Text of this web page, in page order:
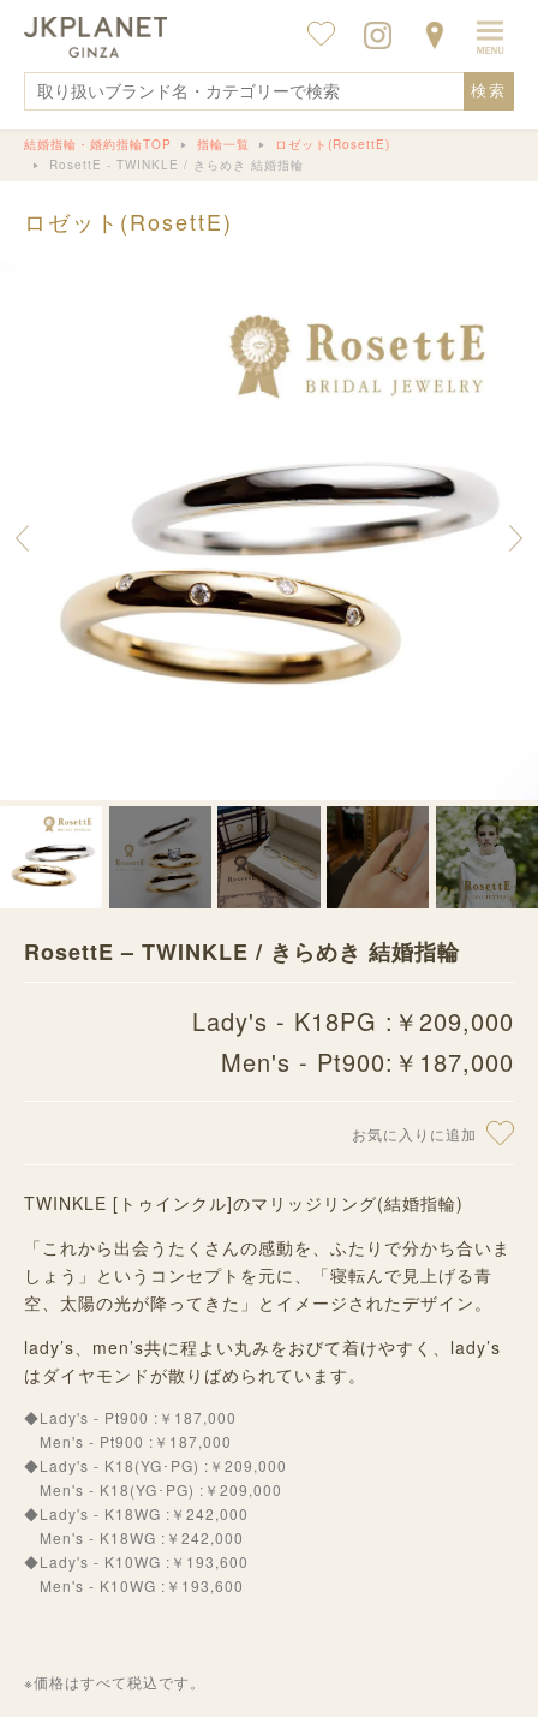
検索
結婚指輪・婚約指輪TOP 指輪一覧
ロゼット(RosettE)
RosettE - TWINKLE / きらめき 結婚指輪
ロゼット(RosettE)
RosettE – TWINKLE / きらめき 結婚指輪
Lady's - K18PG :￥209,000
Men's - Pt900:￥187,000
お気に入りに追加
TWINKLE [トゥインクル]のマリッジリング(結婚指輪)
「これから出会うたくさんの感動を、ふたりで分かち合いま
しょう」というコンセプトを元に、「寝転んで見上げる青
空、太陽の光が降ってきた」とイメージされたデザイン。
lady’s、men’s共に程よい丸みをおびて着けやすく、lady’s
はダイヤモンドが散りばめられています。
◆Lady's - Pt900 :￥187,000
Men's - Pt900 :￥187,000
◆Lady's - K18(YG･PG) :￥209,000
Men's - K18(YG･PG) :￥209,000
◆Lady's - K18WG :￥242,000
Men's - K18WG :￥242,000
◆Lady's - K10WG :￥193,600
Men's - K10WG :￥193,600
※価格はすべて税込です。